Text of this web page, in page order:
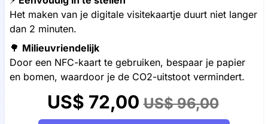
Het maken van je digitale visitekaartje duurt niet langer
dan 2 minuten.
🌳 Milieuvriendelijk
Door een NFC-kaart te gebruiken, bespaar je papier
en bomen, waardoor je de CO2-uitstoot vermindert.
US$ 72,00 US$ 96,00